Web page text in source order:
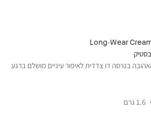
Long-Wear
בגרסה דו צדדית לאיפור עיניים מושלם ברגע
1.6 גרם